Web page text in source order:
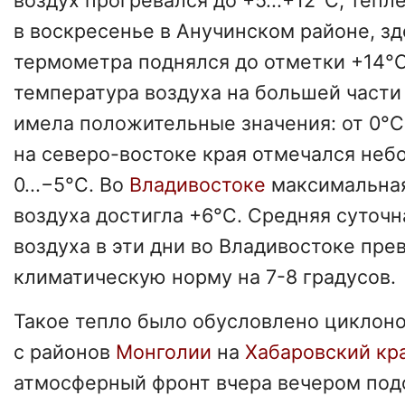
в воскресенье в Анучинском районе,
термометра поднялся до отметки
температура воздуха на большей
имела положительные значения: от
на северо-востоке края отмечался
0...−5°С. Во Владивостоке
воздуха достигла +6°С. Средняя
воздуха в эти дни во Владивостоке
климатическую норму на 7-8 градусов.
Такое тепло было обусловлено
с районов Монголии на Хабаровский
атмосферный фронт вчера вечером